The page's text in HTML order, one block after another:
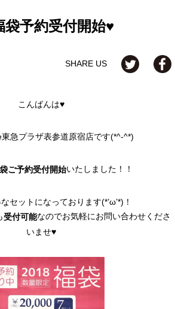
袋予約受付開始♥
SHARE US
こんばんは♥
急プラザ表参道原宿店です(*^-^*)
ご予約受付開始いたしました！！
セットになっております(*’ω’*)！
受付可能なのでお気軽にお問い合わせくださ
いませ♥